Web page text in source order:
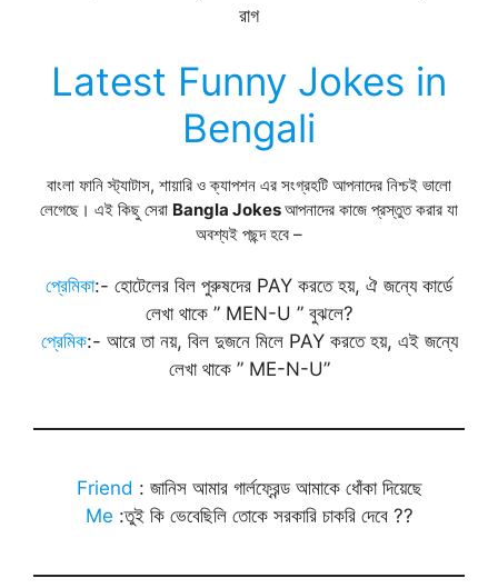
রাগ
Latest Funny Jokes in
Bengali
বাংলা ফানি স্ট্যাটাস, শায়ারি ও ক্যাপশন এর সংগ্রহটি আপনাদের নিশ্চই ভালো
লেগেছে। এই কিছু সেরা Bangla Jokesআপনাদের কাজে প্রস্তুত করার যা
অবশ্যই পছন্দ হবে –
প্রেমিকা:- হোটেলের বিল পুরুষদের PAY করতে হয়, ঐ জন্যে কার্ডে
লেখা থাকে ” MEN-U ” বুঝলে?
প্রেমিক:- আরে তা নয়, বিল দুজনে মিলে PAY করতে হয়, এই জন্যে
লেখা থাকে ” ME-N-U”
Friend : জানিস আমার গার্লফ্রেন্ড আমাকে ধোঁকা দিয়েছে
Me :তুই কি ভেবেছিলি তোকে সরকারি চাকরি দেবে ??